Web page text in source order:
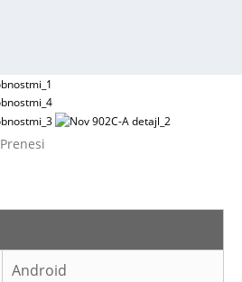
Prenesi
Android